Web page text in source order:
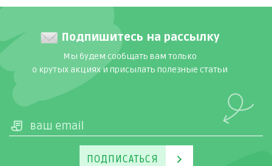
Подпишитесь на рассылку
Мы будем сообщать вам только
о крутых акциях и присылать полезные статьи
ПОДПИСАТЬСЯ